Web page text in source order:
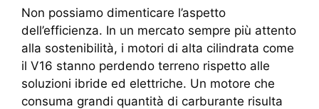
Non possiamo dimenticare l’aspetto
dell’efficienza. In un mercato sempre più attento
alla sostenibilità, i motori di alta cilindrata come
il V16 stanno perdendo terreno rispetto alle
soluzioni ibride ed elettriche. Un motore che
consuma grandi quantità di carburante risulta